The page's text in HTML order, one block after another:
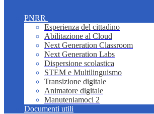
PNRR
Esperienza del cittadino
Abilitazione al Cloud
Next Generation Classroom
Next Generation Labs
Dispersione scolastica
STEM e Multilinguismo
Transizione digitale
Animatore digitale
Manuteniamoci 2
Documenti utili